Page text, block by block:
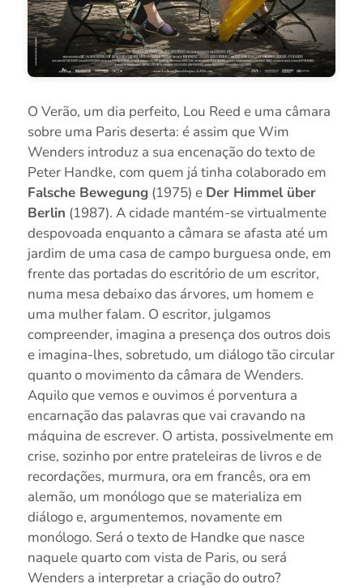
O Verão, um dia perfeito, Lou Reed e uma câmara
sobre uma Paris deserta: é assim que Wim
Wenders introduz a sua encenação do texto de
Peter Handke, com quem já tinha colaborado em
Falsche Bewegung(1975) e Der Himmel über
Berlin (1987). A cidade mantém-se virtualmente
despovoada enquanto a câmara se afasta até um
jardim de uma casa de campo burguesa onde, em
frente das portadas do escritório de um escritor,
numa mesa debaixo das árvores, um homem e
uma mulher falam. O escritor, julgamos
compreender, imagina a presença dos outros dois
e imagina-lhes, sobretudo, um diálogo tão circular
quanto o movimento da câmara de Wenders.
Aquilo que vemos e ouvimos é porventura a
encarnação das palavras que vai cravando na
máquina de escrever. O artista, possivelmente em
crise, sozinho por entre prateleiras de livros e de
recordações, murmura, ora em francês, ora em
alemão, um monólogo que se materializa em
diálogo e, argumentemos, novamente em
monólogo. Será o texto de Handke que nasce
naquele quarto com vista de Paris, ou será
Wenders a interpretar a criação do outro?